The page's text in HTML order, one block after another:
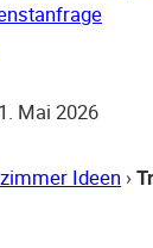
Mai 2026
Ideen ›